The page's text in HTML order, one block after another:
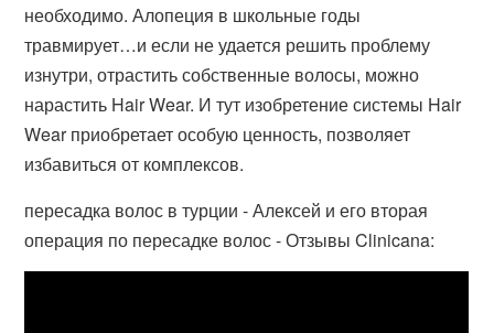
необходимо. Алопеция в школьные годы
травмирует…и если не удается решить проблему
изнутри, отрастить собственные волосы, можно
нарастить Hair Wear. И тут изобретение системы Hair
Wear приобретает особую ценность, позволяет
избавиться от комплексов.
пересадка волос в турции - Алексей и его вторая
операция по пересадке волос - Отзывы Clinicana: